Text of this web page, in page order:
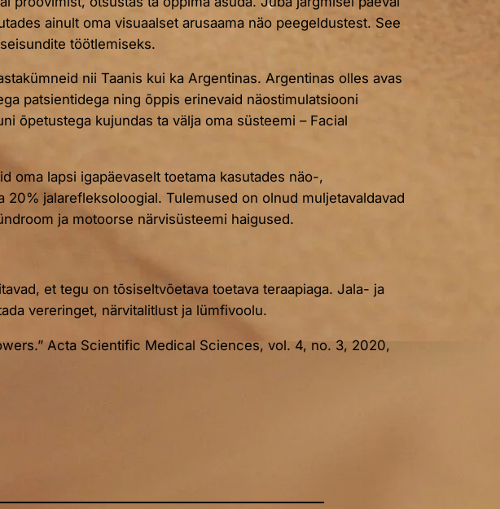
ainult oma visuaalset arusaama näo peegeldustest. See
töötlemiseks.
nii Taanis kui ka Argentinas. Argentinas olles avas
patsientidega ning õppis erinevaid näostimulatsiooni
õpetustega kujundas ta välja oma süsteemi – Facial
oma lapsi igapäevaselt toetama kasutades näo-,
jalarefleksoloogial. Tulemused on olnud muljetavaldavad
ja motoorse närvisüsteemi haigused.
et tegu on tõsiseltvõetava toetava teraapiaga. Jala- ja
vereringet, närvitalitlust ja lümfivoolu.
Acta Scientific Medical Sciences, vol. 4, no. 3, 2020,